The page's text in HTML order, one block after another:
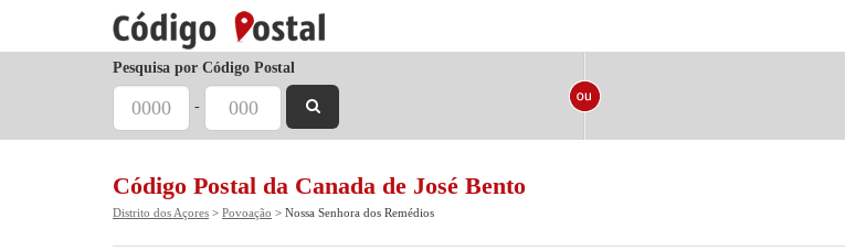
Pesquisa por Código Postal
-
Código Postal da Canada de José Bento
Distrito dos Açores > Povoação > Nossa Senhora dos Remédios